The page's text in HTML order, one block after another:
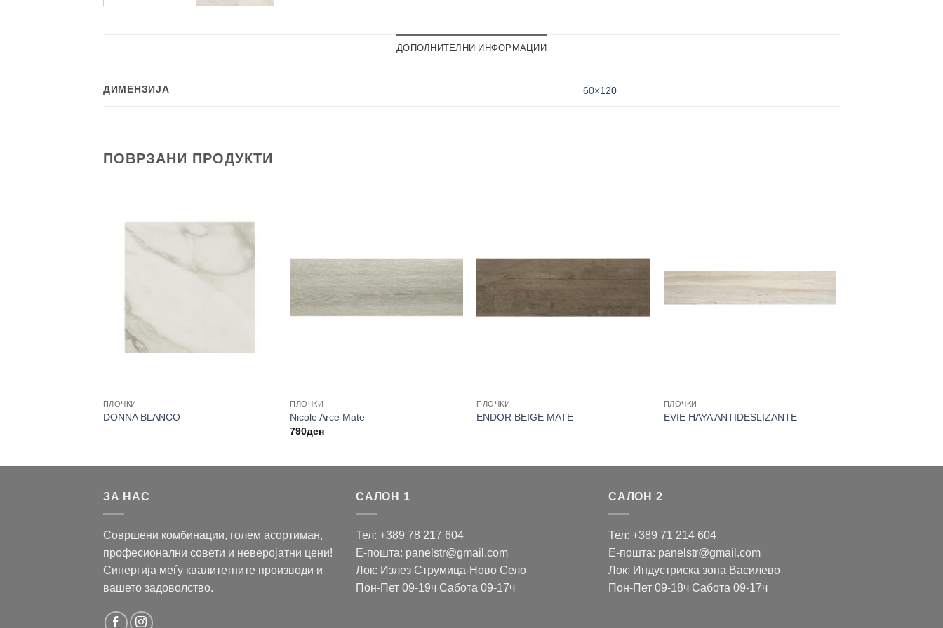
ДОПОЛНИТЕЛНИ ИНФОРМАЦИИ
ДИМЕНЗИЈА 60×120
ПОВРЗАНИ ПРОДУКТИ
ПЛОЧКИ
DONNA BLANCO
ПЛОЧКИ
Nicole Arce Mate
790ден
ПЛОЧКИ
ENDOR BEIGE MATE
ПЛОЧКИ
EVIE HAYA ANTIDESLIZANTE
ЗА НАС
Совршени комбинации, голем асортиман,
професионални совети и неверојатни цени!
Синергија меѓу квалитетните производи и
вашето задоволство.
САЛОН 1
Тел: +389 78 217 604
Е-пошта: panelstr@gmail.com
Лок: Излез Струмица-Ново Село
Пон-Пет 09-19ч Сабота 09-17ч
САЛОН 2
Тел: +389 71 214 604
Е-пошта: panelstr@gmail.com
Лок: Индустриска зона Василево
Пон-Пет 09-18ч Сабота 09-17ч